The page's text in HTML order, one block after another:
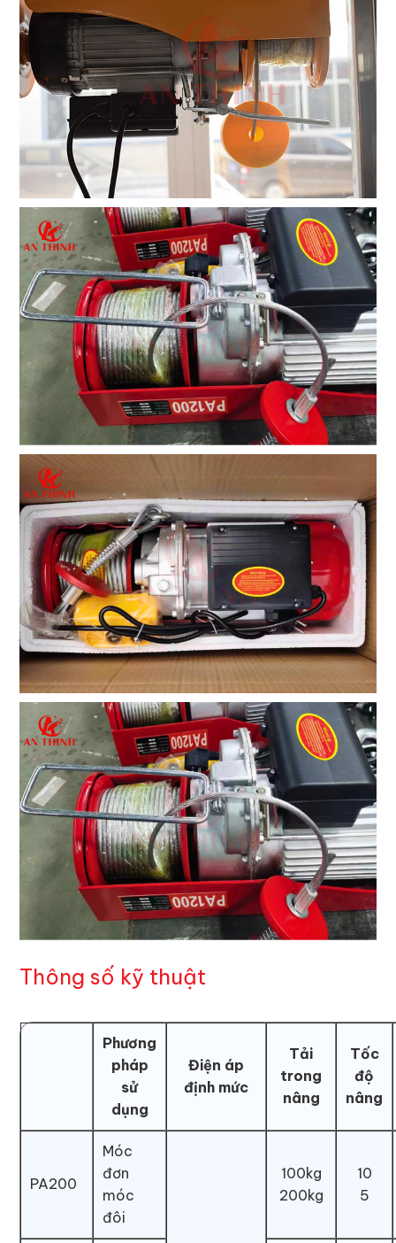
Thông số kỹ thuật
Phương
pháp
sử
dụng
Điện áp
định mức
Tải
trong
nâng
Tốc
độ
nâng
PA200
Móc
đơn
móc
đôi
100kg
200kg
10
5